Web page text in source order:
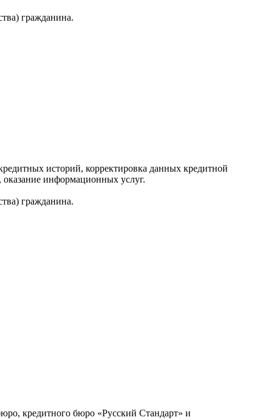
гражданина.
историй, корректировка данных кредитной
информационных услуг.
гражданина.
кредитного бюро «Русский Стандарт» и